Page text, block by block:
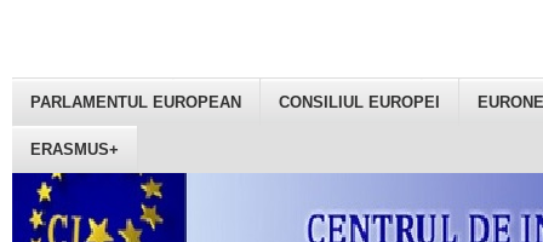
PARLAMENTUL EUROPEAN CONSILIUL EUROPEI
ERASMUS+